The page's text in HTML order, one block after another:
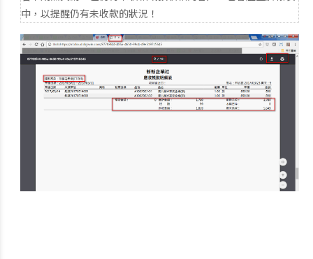
中，以提醒仍有未收款的狀況！